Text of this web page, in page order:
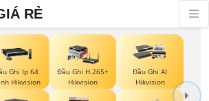
RẺ
Ghi Ip 64
Hikvision
Đầu Ghi H.265+
Hikvision
Đầu Ghi AI
Hikvision